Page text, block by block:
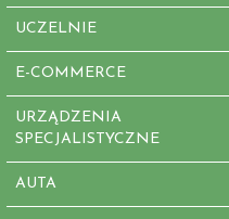
UCZELNIE
E-COMMERCE
URZĄDZENIA
SPECJALISTYCZNE
AUTA